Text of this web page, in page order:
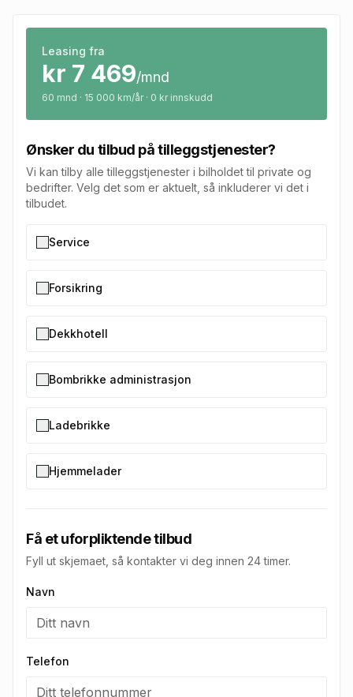
Leasing fra
kr 7 469/mnd
60 mnd · 15 000 km/år · 0 kr innskudd
Ønsker du tilbud på tilleggstjenester?
Vi kan tilby alle tilleggstjenester i bilholdet til private og
bedrifter. Velg det som er aktuelt, så inkluderer vi det i
tilbudet.
Service
Forsikring
Dekkhotell
Bombrikke administrasjon
Ladebrikke
Hjemmelader
Få et uforpliktende tilbud
Fyll ut skjemaet, så kontakter vi deg innen 24 timer.
Navn
Telefon